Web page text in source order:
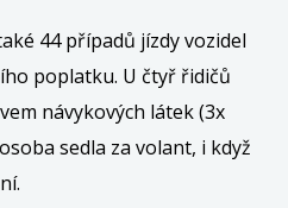
44 případů jízdy vozidel
poplatku. U čtyř řidičů
návykových látek (3x
sedla za volant, i když